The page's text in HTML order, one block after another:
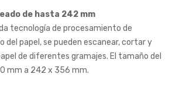
de hasta 242 mm
tecnología de procesamiento de
del papel, se pueden escanear, cortar y
de diferentes gramajes. El tamaño del
mm a 242 x 356 mm.